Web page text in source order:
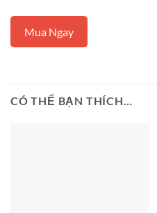
Mua Ngay
CÓ THỂ BẠN THÍCH…